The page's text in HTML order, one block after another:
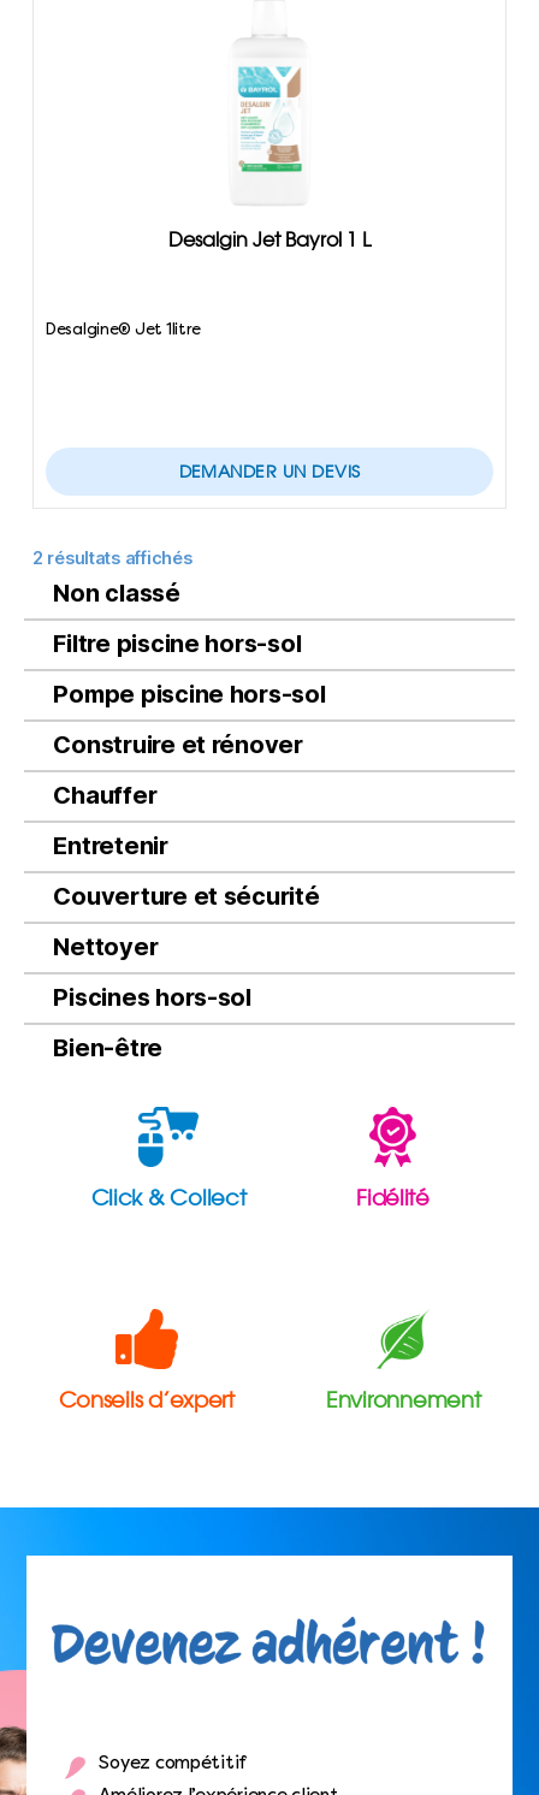
Desalgin Jet Bayrol 1 L
Desalgine® Jet 1litre
DEMANDER UN DEVIS
2 résultats affichés
Non classé
Filtre piscine hors-sol
Pompe piscine hors-sol
Construire et rénover
Chauffer
Entretenir
Couverture et sécurité
Nettoyer
Piscines hors-sol
Bien-être
Click & Collect
Conseils d’expert
Fidélité
Environnement
Soyez compétitif